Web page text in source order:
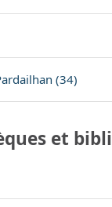
(34)
et